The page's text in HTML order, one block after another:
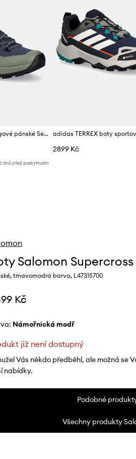
Mammut boty trekingové pánské Sertig III Mid GTX
dnů před poskytnutím
2899 Kč
Salomon Supercross
tmavomodrá barva, L47315700
Kč
námořnická modř
již není dostupný
Vás někdo předběhl, ale možná se
nabídky.
Podobné
Všechny produkty